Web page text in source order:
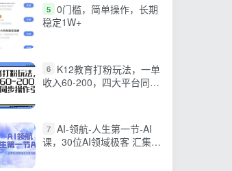
5 0门槛，简单操作，长期
稳定1W+
6
K12教育打粉玩法，一单
收入60-200，四大平台同步
7 AI-领航-人生第一节-AI
课，30位AI领域极客 汇集